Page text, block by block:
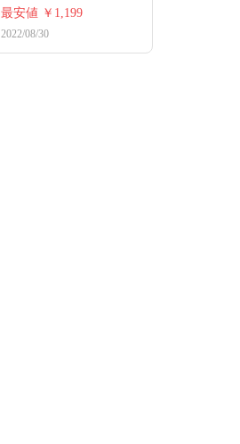
最安値 ￥1,199
2022/08/30